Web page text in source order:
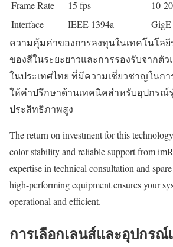
Frame Rate
15 fps
10-
Interface
IEEE 1394a
ความคุ้มค่าของการลงทุนในเทคโนโล
ของสีในระยะยาวและการรองรับจากตั
ในประเทศไทย ที่มีความเชี่ยวชาญในกา
ให้คำปรึกษาด้านเทคนิคสำหรับอุปกรณ์
ประสิทธิภาพสูง
The return on investment for this
color stability and reliable support from
expertise in technical consultation and
high-performing equipment ensures your
operational and efficient.
การเลือกเลนส์และอุปกรณ์